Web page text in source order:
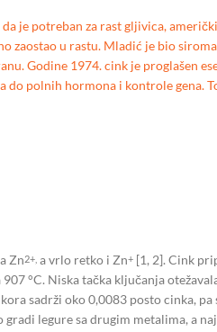
je potreban za rast gljivica,
zaostao u rastu. Mladić je bio
Godine 1974. cink je proglašen
polnih hormona i kontrole gena.
Zn2+, a vrlo retko i Zn+ [1, 2]. Cink
°C. Niska tačka ključanja
sadrži oko 0,0083 posto cinka, pa
legure sa drugim metalima, a